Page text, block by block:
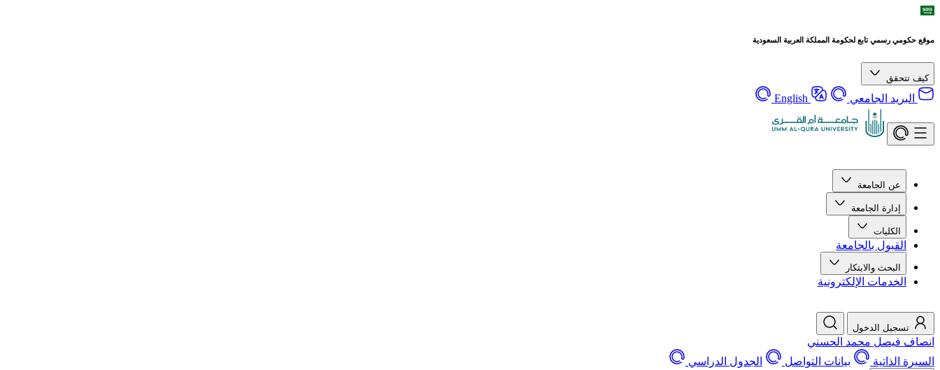
موقع حكومي رسمي تابع لحكومة المملكة العربية السعودية
كيف تتحقق
البريد الجامعي English
عن الجامعة
إدارة الجامعة
الكليات
القبول بالجامعة
البحث والابتكار
الخدمات الإلكترونية
تسجيل الدخول
انصاف فيصل محمد الحسني
السيرة الذاتية
بيانات التواصل الجدول الدراسي